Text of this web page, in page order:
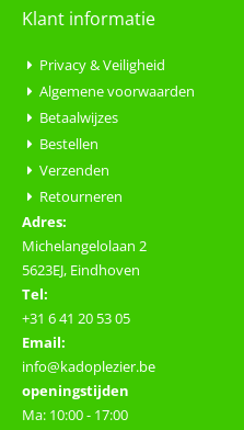
Klant informatie
Privacy & Veiligheid
Algemene voorwaarden
Betaalwijzes
Bestellen
Verzenden
Retourneren
Adres:
Michelangelolaan 2
5623EJ, Eindhoven
Tel:
+31 6 41 20 53 05
Email:
info@kadoplezier.be
openingstijden
Ma: 10:00 - 17:00